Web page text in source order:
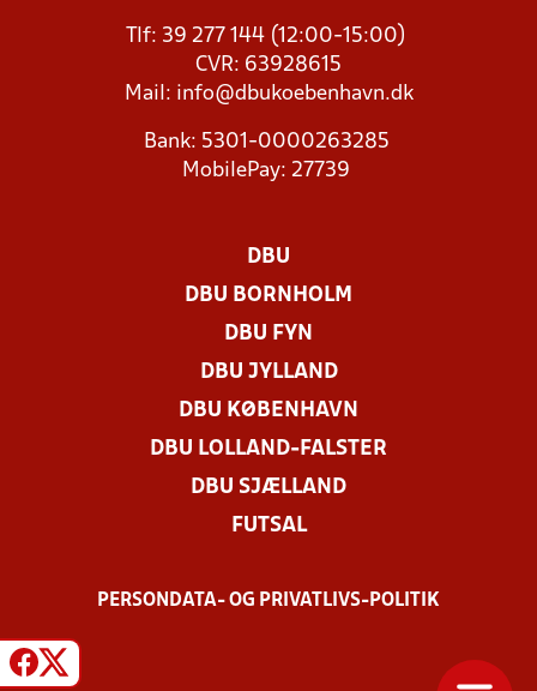
Tlf: 39 277 144 (12:00-15:00)
CVR: 63928615
Mail: info@dbukoebenhavn.dk
Bank: 5301-0000263285
MobilePay: 27739
DBU
DBU BORNHOLM
DBU FYN
DBU JYLLAND
DBU KØBENHAVN
DBU LOLLAND-FALSTER
DBU SJÆLLAND
FUTSAL
PERSONDATA- OG PRIVATLIVS-POLITIK